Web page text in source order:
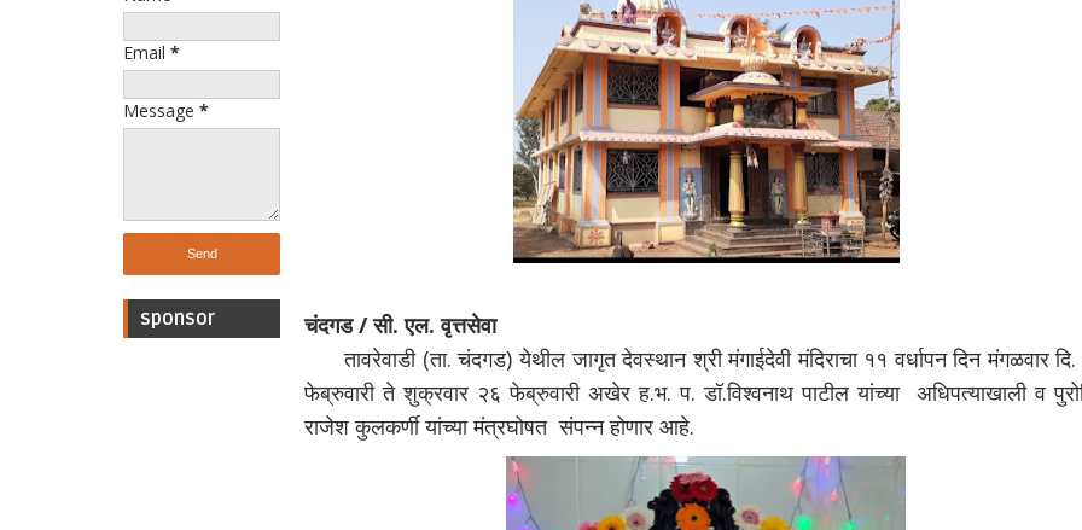
Email *
Message *
sponsor
चंदगड / सी. एल. वृत्तसेवा
तावरेवाडी (ता. चंदगड) येथील जागृत देवस्थान श्री मंगाईदेवी मंदिराचा ११ वर्धापन दिन मंगळवार
फेब्रुवारी ते शुक्रवार २६ फेब्रुवारी अखेर ह.भ. प. डॉ.विश्वनाथ पाटील यांच्या अधिपत्याखाली व
राजेश कुलकर्णी यांच्या मंत्रघोषत संपन्न होणार आहे.